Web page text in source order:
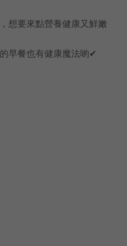
想要來點營養健康又鮮嫩
早餐也有健康魔法喲✔